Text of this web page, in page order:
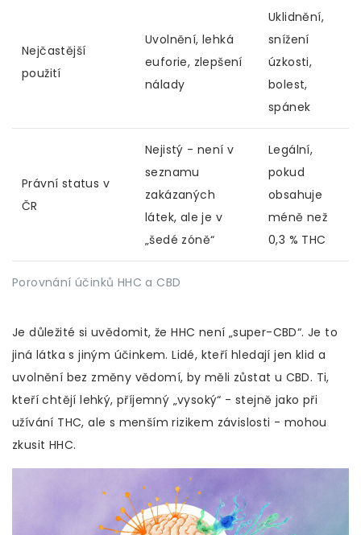
Porovnání účinků HHC a CBD
Nejčastější
použití
Uvolnění, lehká
euforie, zlepšení
nálady
Uklidnění,
snížení
úzkosti,
bolest,
spánek
Právní status v
ČR
Nejistý - není v
seznamu
zakázaných
látek, ale je v
„šedé zóně“
Legální,
pokud
obsahuje
méně než
0,3 % THC
Je důležité si uvědomit, že HHC není „super-CBD“. Je to
jiná látka s jiným účinkem. Lidé, kteří hledají jen klid a
uvolnění bez změny vědomí, by měli zůstat u CBD. Ti,
kteří chtějí lehký, příjemný „vysoký“ - stejně jako při
užívání THC, ale s menším rizikem závislosti - mohou
zkusit HHC.